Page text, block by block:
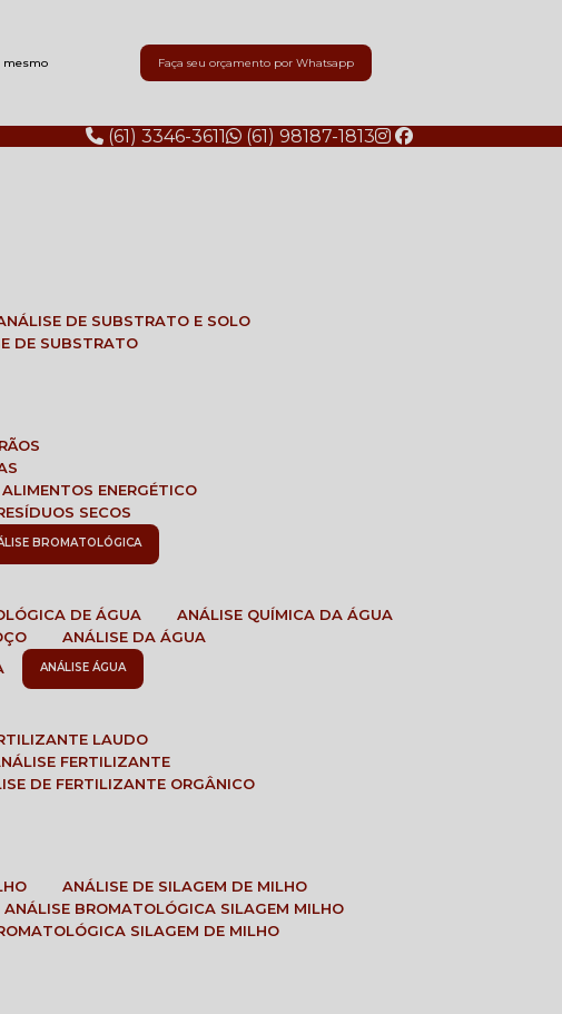
mesmo Faça seu orçamento por Whatsapp
(61) 3346-3611 (61) 98187-1813
DE SUBSTRATO E SOLO
DE SUBSTRATO
ENERGÉTICO
SECOS
BROMATOLÓGICA
DE ÁGUA
ANÁLISE QUÍMICA DA ÁGUA
ANÁLISE DA ÁGUA
ANÁLISE ÁGUA
LAUDO
FERTILIZANTE
DE FERTILIZANTE ORGÂNICO
ANÁLISE DE SILAGEM DE MILHO
ANÁLISE BROMATOLÓGICA SILAGEM MILHO
SILAGEM DE MILHO